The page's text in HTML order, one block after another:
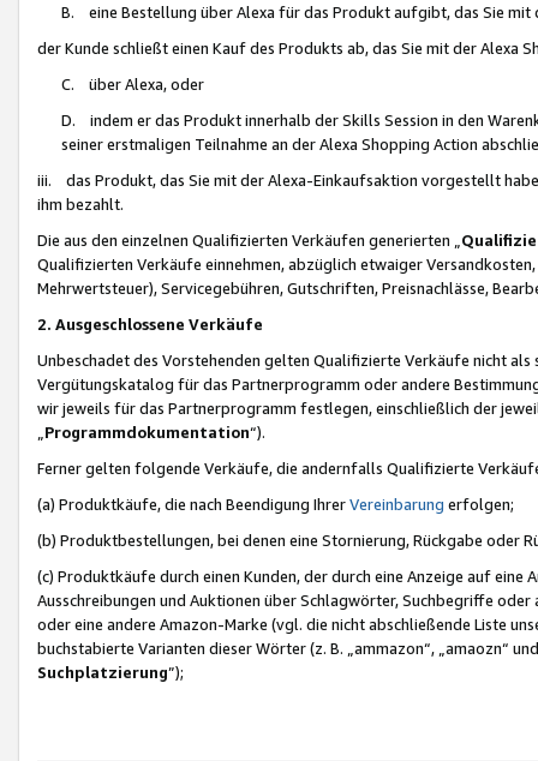
B. eine Bestellung über Alexa für das Produkt aufgibt, das Sie mit
der Kunde schließt einen Kauf des Produkts ab, das Sie mit der Alexa
C. über Alexa, oder
D. indem er das Produkt innerhalb der Skills Session in den
seiner erstmaligen Teilnahme an der Alexa Shopping Action
iii. das Produkt, das Sie mit der Alexa-Einkaufsaktion vorgestellt
ihm bezahlt.
Die aus den einzelnen Qualifizierten Verkäufen generierten „
Qualifizierten Verkäufe einnehmen, abzüglich etwaiger
Mehrwertsteuer), Servicegebühren, Gutschriften, Preisnachlässe,
2. Ausgeschlossene Verkäufe
Unbeschadet des Vorstehenden gelten Qualifizierte Verkäufe nicht
Vergütungskatalog für das Partnerprogramm oder andere
wir jeweils für das Partnerprogramm festlegen, einschließlich der
Programmdokumentation“).
Ferner gelten folgende Verkäufe, die andernfalls Qualifizierte
(a) Produktkäufe, die nach Beendigung IhrerVereinbarung erfolgen;
(b) Produktbestellungen, bei denen eine Stornierung, Rückgabe oder
(c) Produktkäufe durch einen Kunden, der durch eine Anzeige auf
Ausschreibungen und Auktionen über Schlagwörter, Suchbegriffe
oder eine andere Amazon-Marke (vgl. die nicht abschließende Liste
buchstabierte Varianten dieser Wörter (z. B. „ammazon“, „amaozn“
Suchplatzierung”);